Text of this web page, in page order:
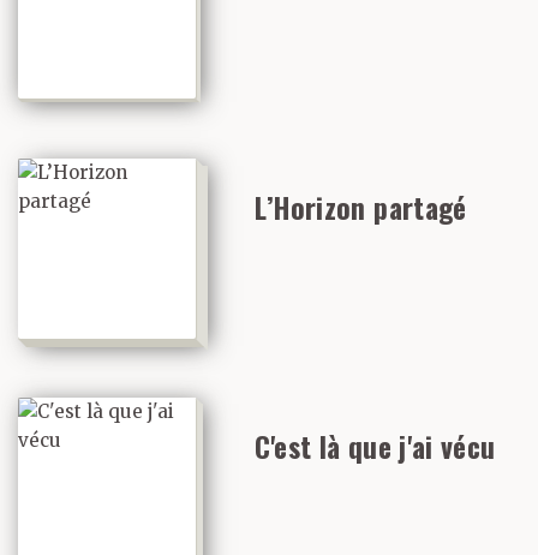
L’Horizon partagé
C'est là que j'ai vécu